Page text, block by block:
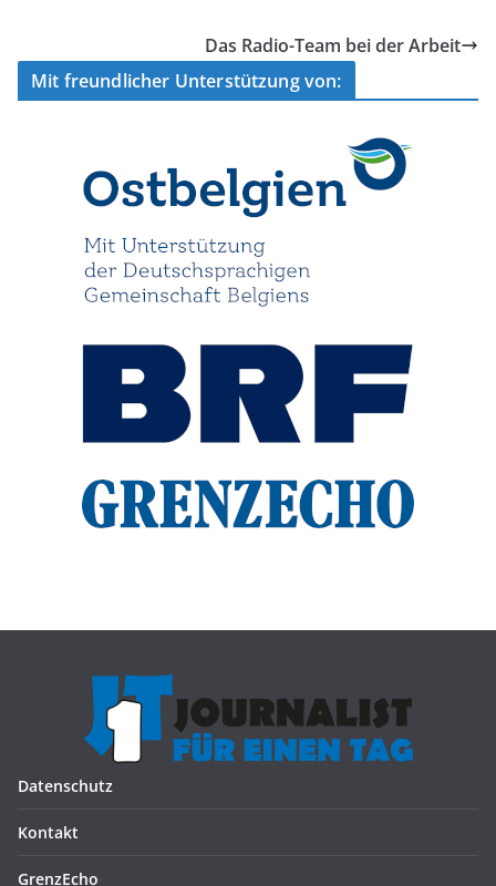
Das Radio-Team bei der Arbeit
Mit freundlicher Unterstützung von:
Datenschutz
Kontakt
GrenzEcho